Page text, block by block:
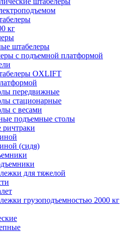
кг
штабелеры
с подъемной платформой
OXLIFT
передвижные
стационарные
с весами
подъемные столы
ричтраки
(сидя)
для тяжелой
грузоподъемностью 2000 кг